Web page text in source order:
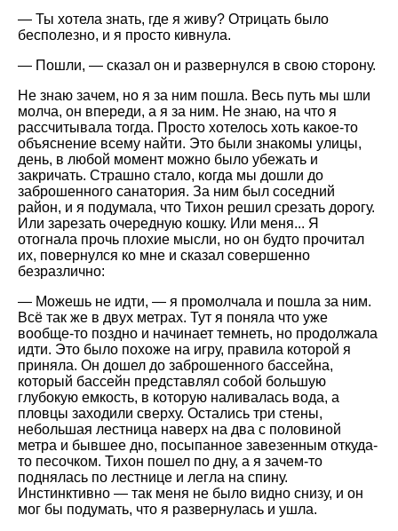
— Ты хотела знать, где я живу? Отрицать было
бесполезно, и я просто кивнула.
— Пошли, — сказал он и развернулся в свою сторону.
Не знаю зачем, но я за ним пошла. Весь путь мы шли
молча, он впереди, а я за ним. Не знаю, на что я
рассчитывала тогда. Просто хотелось хоть какое-то
объяснение всему найти. Это были знакомы улицы,
день, в любой момент можно было убежать и
закричать. Страшно стало, когда мы дошли до
заброшенного санатория. За ним был соседний
район, и я подумала, что Тихон решил срезать дорогу.
Или зарезать очередную кошку. Или меня... Я
отогнала прочь плохие мысли, но он будто прочитал
их, повернулся ко мне и сказал совершенно
безразлично:
— Можешь не идти, — я промолчала и пошла за ним.
Всё так же в двух метрах. Тут я поняла что уже
вообще-то поздно и начинает темнеть, но продолжала
идти. Это было похоже на игру, правила которой я
приняла. Он дошел до заброшенного бассейна,
который бассейн представлял собой большую
глубокую емкость, в которую наливалась вода, а
пловцы заходили сверху. Остались три стены,
небольшая лестница наверх на два с половиной
метра и бывшее дно, посыпанное завезенным откуда-
то песочком. Тихон пошел по дну, а я зачем-то
поднялась по лестнице и легла на спину.
Инстинктивно — так меня не было видно снизу, и он
мог бы подумать, что я развернулась и ушла.